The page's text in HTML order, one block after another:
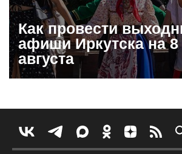
Как провести
афиши Иркутска на 8
августа